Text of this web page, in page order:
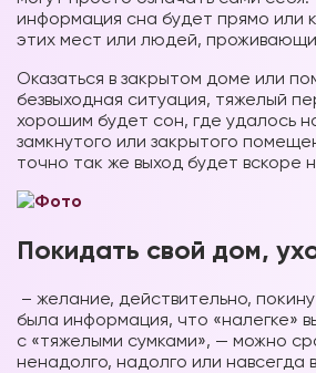
информация сна будет прямо или
этих мест или людей,
Оказаться в закрытом доме или
безвыходная ситуация, тяжелый
хорошим будет сон, где удалось
замкнутого или закрытого
точно так же выход будет вскоре
Покидать свой дом,
– желание, действительно,
была информация, что «налегке»
с «тяжелыми сумками», — можно
ненадолго, надолго или навсегда